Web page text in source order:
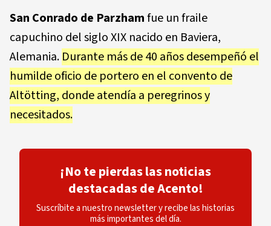
San Conrado de Parzhamfue un fraile
capuchino del siglo XIX nacido en Baviera,
Alemania. Durante más de 40 años desempeñó el
humilde oficio de portero en el convento de
Altötting, donde atendía a peregrinos y
necesitados.
¡No te pierdas las noticias
destacadas de Acento!
Suscríbite a nuestro newsletter y recibe las historias
más importantes del día.